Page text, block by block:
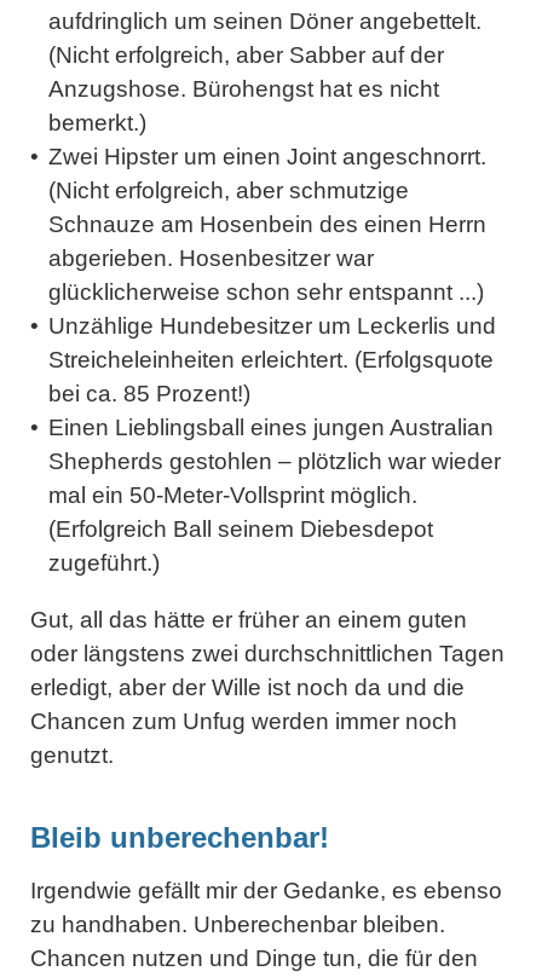
aufdringlich um seinen Döner angebettelt.
(Nicht erfolgreich, aber Sabber auf der
Anzugshose. Bürohengst hat es nicht
bemerkt.)
Zwei Hipster um einen Joint angeschnorrt.
(Nicht erfolgreich, aber schmutzige
Schnauze am Hosenbein des einen Herrn
abgerieben. Hosenbesitzer war
glücklicherweise schon sehr entspannt ...)
Unzählige Hundebesitzer um Leckerlis und
Streicheleinheiten erleichtert. (Erfolgsquote
bei ca. 85 Prozent!)
Einen Lieblingsball eines jungen Australian
Shepherds gestohlen – plötzlich war wieder
mal ein 50-Meter-Vollsprint möglich.
(Erfolgreich Ball seinem Diebesdepot
zugeführt.)
Gut, all das hätte er früher an einem guten
oder längstens zwei durchschnittlichen Tagen
erledigt, aber der Wille ist noch da und die
Chancen zum Unfug werden immer noch
genutzt.
Bleib unberechenbar!
Irgendwie gefällt mir der Gedanke, es ebenso
zu handhaben. Unberechenbar bleiben.
Chancen nutzen und Dinge tun, die für den